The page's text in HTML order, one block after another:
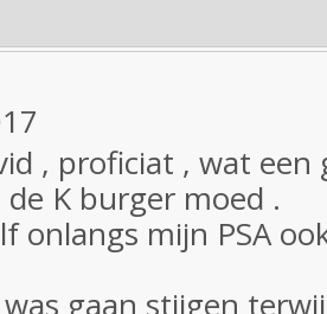
, proficiat , wat
K burger moed .
onlangs mijn PSA
was gaan stijgen